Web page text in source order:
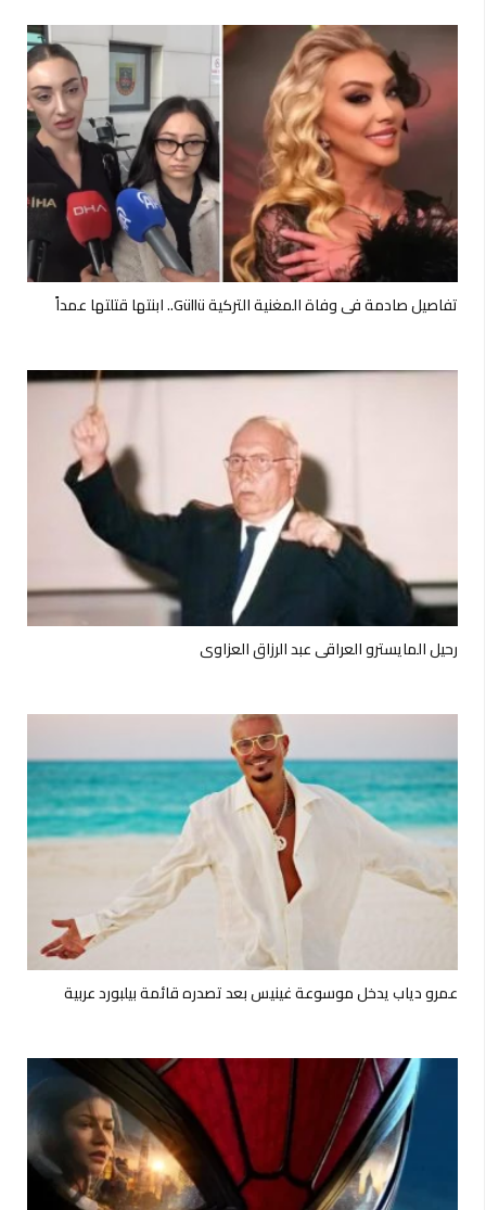
تفاصيل صادمة في وفاة المغنية التركية Güllü.. ابنتها قتلتها عمداً
رحيل المايسترو العراقي عبد الرزاق العزاوي
عمرو دياب يدخل موسوعة غينيس بعد تصدره قائمة بيلبورد عربية